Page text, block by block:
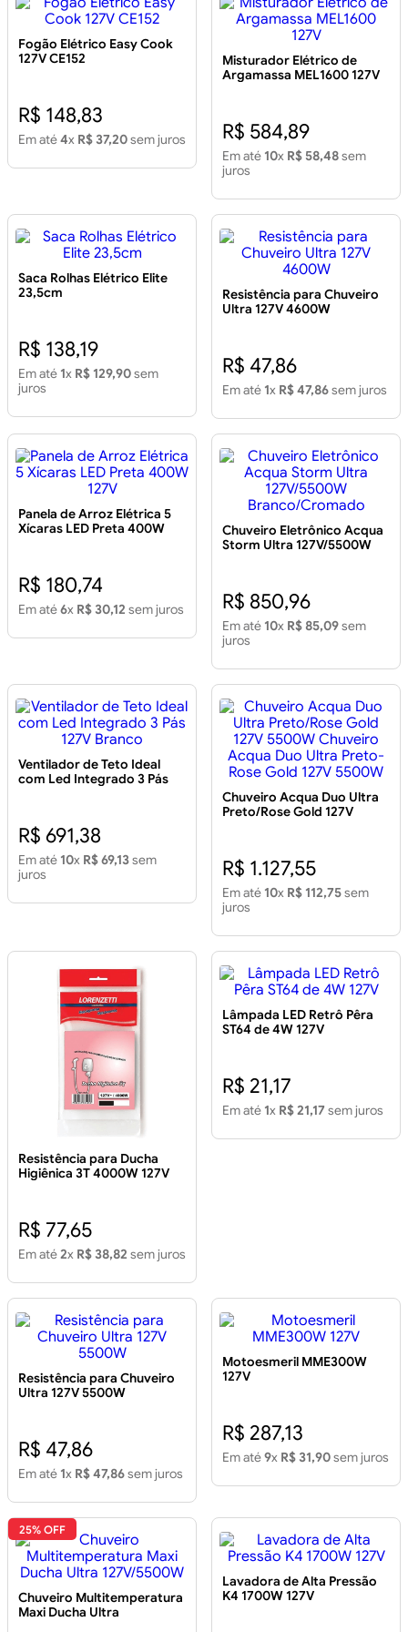
Fogão Elétrico Easy Cook
127V CE152
R$ 148,83
Em até4x R$ 37,20sem juros
Misturador Elétrico de
Argamassa MEL1600 127V
R$ 584,89
Em até 10x R$ 58,48sem
juros
Saca Rolhas Elétrico Elite
23,5cm
R$ 138,19
Em até 1x R$ 129,90sem
juros
Resistência para Chuveiro
Ultra 127V 4600W
R$ 47,86
Em até 1x R$ 47,86sem juros
Panela de Arroz Elétrica 5
Xícaras LED Preta 400W
R$ 180,74
Em até6x R$ 30,12 sem juros
Chuveiro Eletrônico Acqua
Storm Ultra 127V/5500W
R$ 850,96
Em até 10x R$ 85,09sem
juros
Ventilador de Teto Ideal
com Led Integrado 3 Pás
R$ 691,38
Em até 10x R$ 69,13sem
juros
Chuveiro Acqua Duo Ultra
Preto/Rose Gold 127V
127V 5500W
R$ 1.127,55
Em até 10x R$ 112,75sem
juros
Resistência para Ducha
Higiênica 3T 4000W 127V
R$ 77,65
Em até2x R$ 38,82 sem juros
Lâmpada LED Retrô Pêra
ST64 de 4W 127V
R$ 21,17
Em até 1x R$ 21,17 sem juros
Resistência para Chuveiro
Ultra 127V 5500W
R$ 47,86
Em até 1x R$ 47,86sem juros
Motoesmeril MME300W
127V
R$ 287,13
Em até9x R$ 31,90sem juros
25% OFF
Chuveiro Multitemperatura
Maxi Ducha Ultra
Lavadora de Alta Pressão
K4 1700W 127V